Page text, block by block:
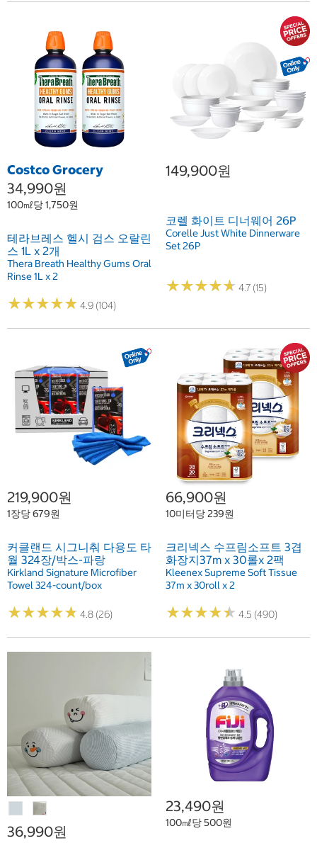
Costco Grocery
34,990원
100㎖당 1,750원
테라브레스 헬시 검스 오랄린
스 1L x 2개
Thera Breath Healthy Gums Oral
Rinse 1L x 2
★★★★★
★★★★★ 4.9 (104)
149,900원
코렐 화이트 디너웨어 26P
Corelle Just White Dinnerware
Set 26P
★★★★★
★★★★★ 4.7 (15)
219,900원
1장당 679원
커클랜드 시그니춰 다용도 타
월 324장/박스-파랑
Kirkland Signature Microfiber
Towel 324-count/box
★★★★★
★★★★★ 4.8 (26)
66,900원
10미터당 239원
크리넥스 수프림소프트 3겹
화장지37m x 30롤x 2팩
Kleenex Supreme Soft Tissue
37m x 30roll x 2
★★★★★
★★★★★ 4.5 (490)
36,990원
23,490원
100㎖당 500원